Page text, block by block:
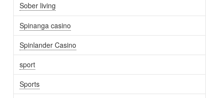
Sober living
Spinanga casino
Spinlander Casino
sport
Sports